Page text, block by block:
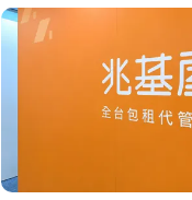
Audi 極速之旅」，即
名，邀請Audi車主及四
加坡，親臨Formula 1
除了欣賞頂尖車手在濱
競逐，更將安排
及品牌專屬活動，深入